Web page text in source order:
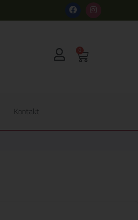
0
Kontakt